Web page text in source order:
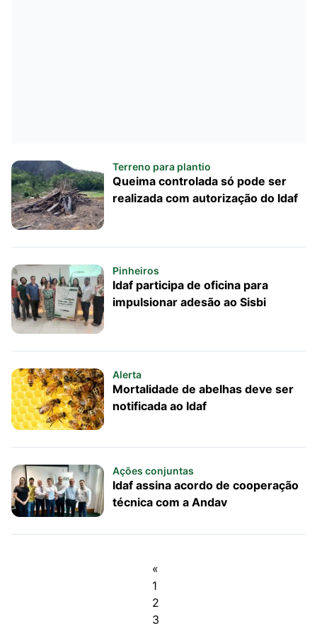
Terreno para plantio
Queima controlada só pode ser
realizada com autorização do Idaf
Pinheiros
Idaf participa de oficina para
impulsionar adesão ao Sisbi
Alerta
Mortalidade de abelhas deve ser
notificada ao Idaf
Ações conjuntas
Idaf assina acordo de cooperação
técnica com a Andav
«
1
2
3